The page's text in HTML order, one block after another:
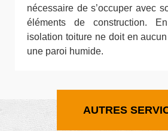
nécessaire de s’occuper avec
éléments de construction.
isolation toiture ne doit en
une paroi humide.
AUTRES